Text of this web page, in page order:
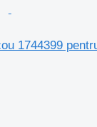
1744399